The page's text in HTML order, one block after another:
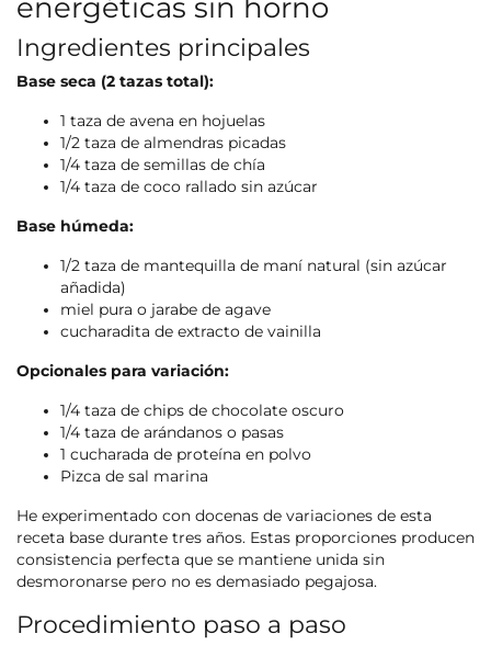
energéticas sin horno
Ingredientes principales
Base seca (2 tazas total):
1 taza de avena en hojuelas
1/2 taza de almendras picadas
1/4 taza de semillas de chía
1/4 taza de coco rallado sin azúcar
Base húmeda:
1/2 taza de mantequilla de maní natural (sin azúcar
añadida)
miel pura o jarabe de agave
cucharadita de extracto de vainilla
Opcionales para variación:
1/4 taza de chips de chocolate oscuro
1/4 taza de arándanos o pasas
1 cucharada de proteína en polvo
Pizca de sal marina
He experimentado con docenas de variaciones de esta
receta base durante tres años. Estas proporciones producen
consistencia perfecta que se mantiene unida sin
desmoronarse pero no es demasiado pegajosa.
Procedimiento paso a paso